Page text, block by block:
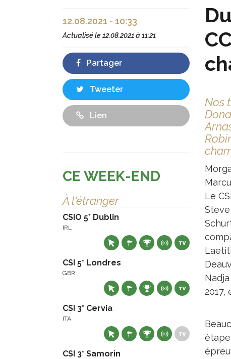
Nos
Le
12.08.2021 - 10:33
Actualisé le12.08.2021 à 11:21
Partager
Tweeter
Lien
CE WEEK-END
À l'étranger
CSIO 5* Dublin
IRL
CSI 5* Londres
GBR
CSI 3* Cervia
ITA
CSI 3* Samorin